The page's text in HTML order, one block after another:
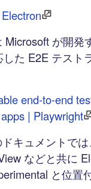
Microsoft が開発
した E2E テスト
end-to-end
| Playwright
キュメントで
などと共に
と位置